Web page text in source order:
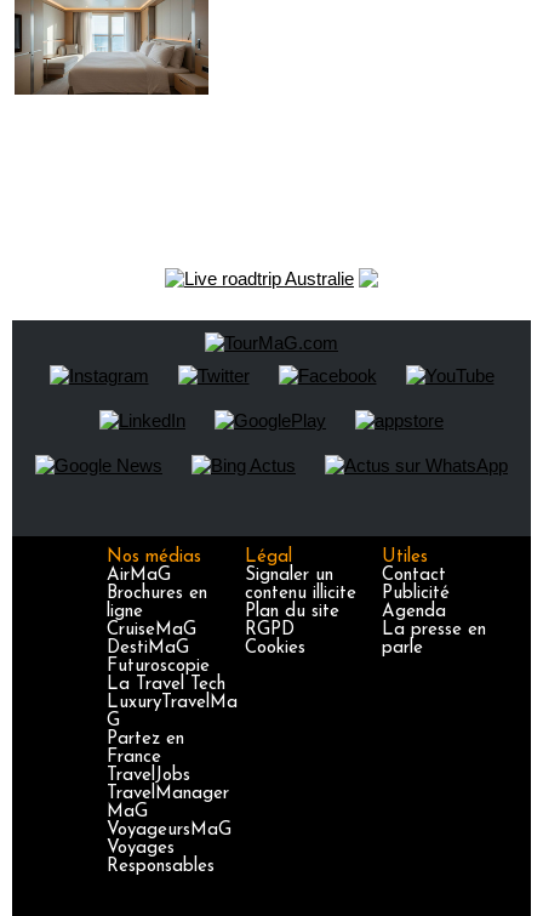
Nos médias
AirMaG
Brochures en
ligne
CruiseMaG
DestiMaG
Futuroscopie
La Travel Tech
LuxuryTravelMa
G
Partez en
France
TravelJobs
TravelManager
MaG
VoyageursMaG
Voyages
Responsables
Légal
Signaler un
contenu illicite
Plan du site
RGPD
Cookies
Utiles
Contact
Publicité
Agenda
La presse en
parle